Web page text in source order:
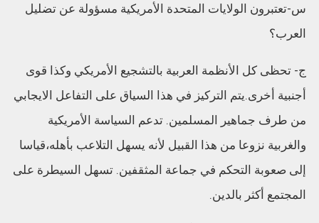
س-تعتبرون الولايات المتحدة الأمريكية مسؤولة عن تضليل
العرب؟
ج- تحظى كل الأنظمة العربية بالتشجيع الأمريكي وكذا قوى
أجنبية أخرى.يتم التركيز في هذا السياق على التفاعل الايجابي
من طرف جماهير المسلمين. تدعم السياسة الأمريكية
والغربية نزوعا من هذا القبيل لأنه يسهل التلاعب بأهله،قياسا
إلى صعوبة التحكم في جماعة المثقفين. تسهل السيطرة على
المجتمع أكثر بالدين.